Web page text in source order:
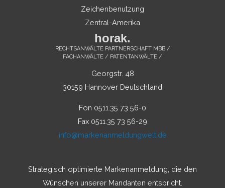
Zeichenbenutzung
Zentral-Amerika
horak.
RECHTSANWÄLTE PARTNERSCHAFT MBB /
FACHANWÄLTE / PATENTANWÄLTE /
Georgstr. 48
30159 Hannover Deutschland
Fon 0511.35 73 56-0
Fax 0511.35 73 56-29
info@markenanmeldungwelt.de
Strategisch optimierte Markenanmeldung, die den
Wünschen unserer Mandanten entspricht.